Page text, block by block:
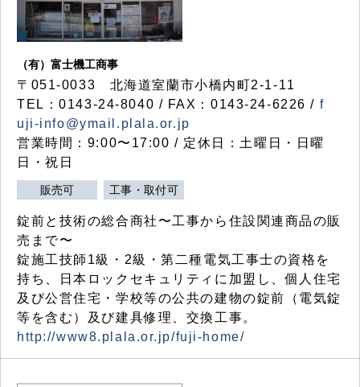
（有）富士機工商事
〒051-0033 北海道室蘭市小橋内町2-1-11
TEL：0143-24-8040 / FAX：0143-24-6226 / f
uji-info@ymail.plala.or.jp
営業時間：9:00〜17:00 / 定休日：土曜日・日曜
日・祝日
販売可 工事・取付可
錠前と技術の総合商社〜工事から住設関連商品の販
売まで〜
錠施工技師1級・2級・第二種電気工事士の資格を
持ち、日本ロックセキュリティに加盟し、個人住宅
及び公営住宅・学校等の公共の建物の錠前（電気錠
等を含む）及び建具修理、交換工事。
http://www8.plala.or.jp/fuji-home/